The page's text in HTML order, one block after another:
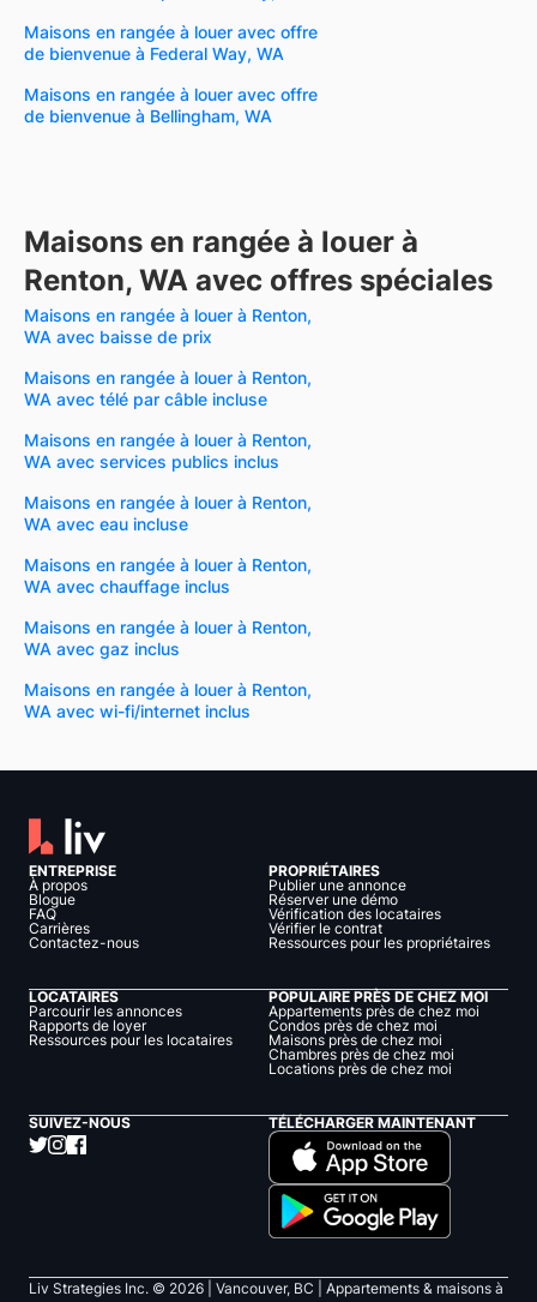
Maisons en rangée à louer avec offre
de bienvenue à Federal Way, WA
Maisons en rangée à louer avec offre
de bienvenue à Bellingham, WA
Maisons en rangée à louer à
Renton, WA avec offres spéciales
Maisons en rangée à louer à Renton,
WA avec baisse de prix
Maisons en rangée à louer à Renton,
WA avec télé par câble incluse
Maisons en rangée à louer à Renton,
WA avec services publics inclus
Maisons en rangée à louer à Renton,
WA avec eau incluse
Maisons en rangée à louer à Renton,
WA avec chauffage inclus
Maisons en rangée à louer à Renton,
WA avec gaz inclus
Maisons en rangée à louer à Renton,
WA avec wi-fi/internet inclus
ENTREPRISE
À propos
Blogue
FAQ
Carrières
Contactez-nous
PROPRIÉTAIRES
Publier une annonce
Réserver une démo
Vérification des locataires
Vérifier le contrat
Ressources pour les propriétaires
LOCATAIRES
Parcourir les annonces
Rapports de loyer
Ressources pour les locataires
POPULAIRE PRÈS DE CHEZ MOI
Appartements près de chez moi
Condos près de chez moi
Maisons près de chez moi
Chambres près de chez moi
Locations près de chez moi
SUIVEZ-NOUS TÉLÉCHARGER MAINTENANT
Liv Strategies Inc. © 2026 | Vancouver, BC |
Appartements & maisons à